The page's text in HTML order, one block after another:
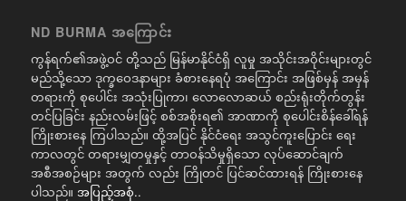
ND BURMA အကြောင်း
ကွန်ရက်၏အဖွဲ့ဝင် တို့သည် မြန်မာနိုင်ငံရှိ လူမှု အသိုင်းအဝိုင်းများတွင်
မည်သို့သော ဒုက္ခဝေဒနာများ ခံစားနေရပုံ အကြောင်း အဖြစ်မှန် အမှန်
တရားကို စုပေါင်း အသုံးပြုကာ၊ လောလောဆယ် စည်းရုံးတိုက်တွန်း
တင်ပြခြင်း နည်းလမ်းဖြင့် စစ်အစိုးရ၏ အာဏာကို စုပေါင်းစိန်ခေါ်ရန်
ကြိုးစားနေ ကြပါသည်။ ထို့အပြင် နိုင်ငံရေး အသွင်ကူးပြောင်း ရေး
ကာလတွင် တရားမျှတမှုနှင့် တာဝန်သိမှုရှိသော လုပ်ဆောင်ချက်
အစီအစဉ်များ အတွက် လည်း ကြိုတင် ပြင်ဆင်ထားရန် ကြိုးစားနေ
ပါသည်။ အပြည့်အစုံ..